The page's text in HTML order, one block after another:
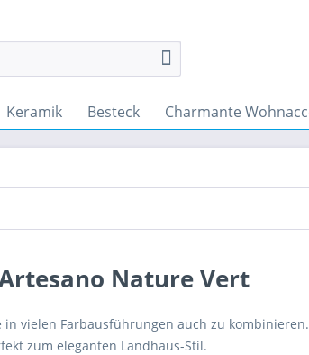
Keramik Besteck Charmante
Nature Vert
in vielen Farbausführungen auch zu
zum eleganten Landhaus-Stil.